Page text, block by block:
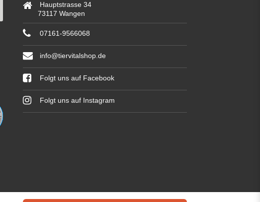
Hauptstrasse 34
73117 Wangen
07161-9566068
info@tiervitalshop.de
Folgt uns auf Facebook
Folgt uns auf Instagram